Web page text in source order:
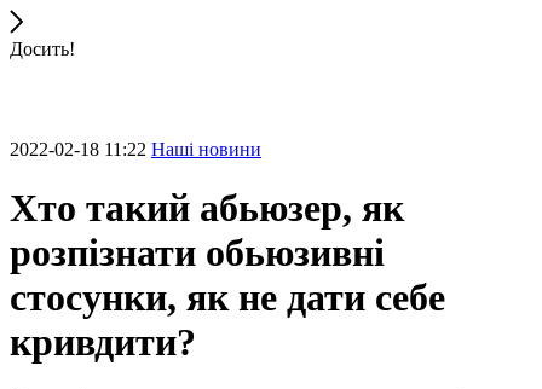
Досить!
2022-02-18 11:22 Наші новини
Хто такий абьюзер, як
розпізнати обьюзивні
стосунки, як не дати себе
кривдити?